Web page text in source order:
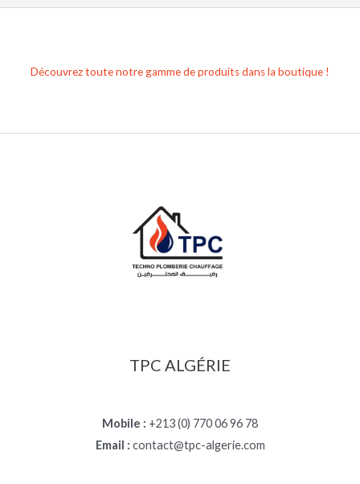
Découvrez toute notre gamme de produits dans la boutique !
TPC ALGÉRIE
Mobile : +213 (0) 770 06 96 78
Email : contact@tpc-algerie.com